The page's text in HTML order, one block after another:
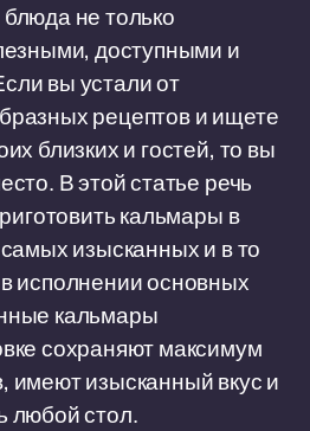
не только
доступными и
вы устали от
рецептов и ищете
близких и гостей, то вы
В этой статье речь
кальмары в
изысканных и в то
исполнении основных
кальмары
сохраняют максимум
имеют изысканный вкус и
любой стол.